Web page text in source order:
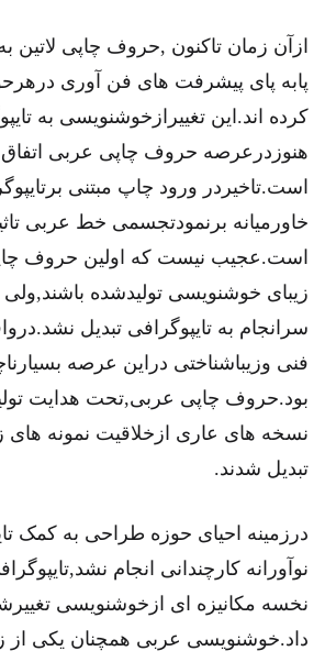
ازآن زمان تاکنون ,حروف چاپی
پابه پای پیشرفت های فن آوری
کرده اند.این تغییرازخوشنویسی به
هنوزدرعرصه حروف چاپی عربی اتفاق
است.تاخیردر ورود چاپ مبتنی
خاورمیانه برنمودتجسمی خط عربی
است.عجیب نیست که اولین حروف
زیبای خوشنویسی تولیدشده
سرانجام به تایپوگرافی تبدیل
فنی وزیباشناختی دراین عرصه
بود.حروف چاپی عربی,تحت هدایت
نسخه های عاری ازخلاقیت نمونه های
تبدیل شدند.
درزمینه احیای حوزه طراحی به کمک
نوآورانه کارچندانی انجام
نخسه مکانیزه ای ازخوشنویسی
داد.خوشنویسی عربی همچنان یکی از